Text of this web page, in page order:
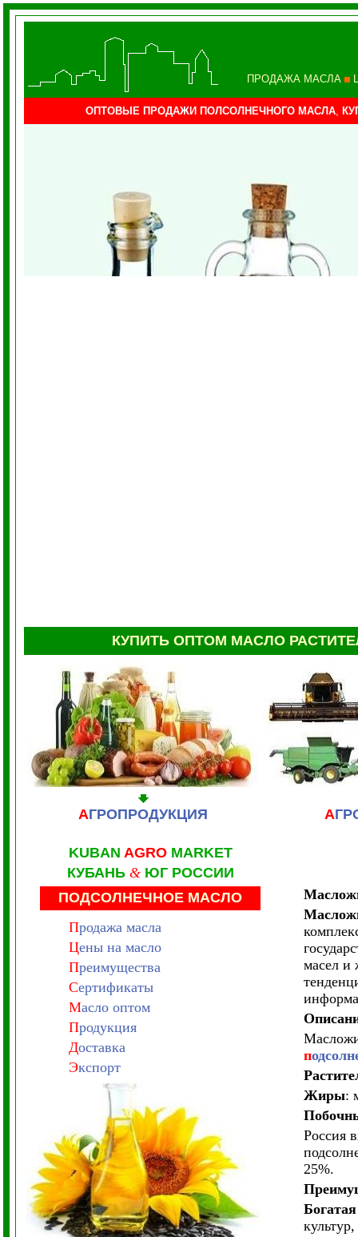
ПРОДАЖА МАСЛА
ОПТОВЫЕ ПРОДАЖИ ПОЛСОЛНЕЧНОГО МАСЛА,
КУПИТЬ ОПТОМ МАСЛО
АГРОПРОДУКЦИЯ А
KUBAN AGROMARKET
КУБАНЬ & ЮГ РОССИИ
ПОДСОЛНЕЧНОЕ МАСЛО
Продажа масла
Цены на масло
Преимущества
Сертификаты
Масло оптом
Продукция
Доставка
Экспорт
масел и
п
Жиры:
Россия
25%.